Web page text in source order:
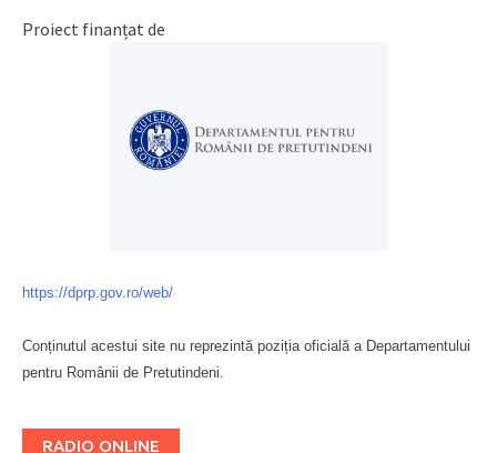
Proiect finanțat de
https://dprp.gov.ro/web/
Conținutul acestui site nu reprezintă poziția oficială a Departamentului
pentru Românii de Pretutindeni.
RADIO ONLINE